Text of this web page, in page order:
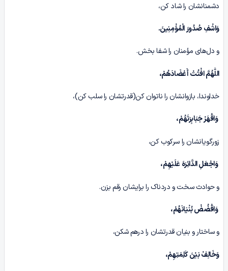
دشمنانشان را شاد کن،
وَاشْفِ صُدُورَ الْمُؤْمِنِینَ.
و دل‌های مؤمنان را شفا بخش.
اللّٰهُمَّ افْتُتْ أَعْضَادَهُمْ،
خداوندا، بازوانشان را ناتوان کن(قدرتشان را سلب کن)،
وَاقْهَرْ جَبَابِرَتَهُمْ،
زورگویانشان را سرکوب کن،
وَاجْعَلِ الدَّائِرَهَ عَلَیْهِمْ،
و حوادث سخت و دردناک را برایشان رقم بزن.
وَاقْضُضْ بُنْیَانَهُمْ،
و ساختار و بنیان قدرتشان را درهم شکن،
وَخَالِفْ بَیْنَ کَلِمَتِهِمْ،